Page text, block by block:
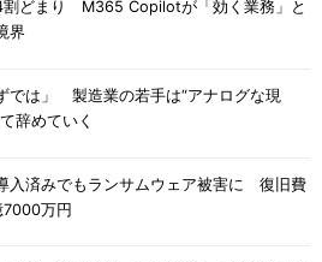
割どまり M365 Copilotが「効く業務」と
界
では」 製造業の若手は“アナログな現
辞めていく
入済みでもランサムウェア被害に 復旧費
万円